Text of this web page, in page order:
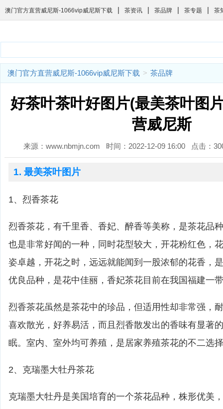
澳门官方直营威尼斯-1066vip威尼斯下载 | 茶资讯 | 茶品牌 | 茶专题 | 茶
澳门官方直营威尼斯-1066vip威尼斯下载 > 茶品牌
好茶叶茶叶好图片(最美茶叶图
营威尼斯
来源：www.nbmjn.com 时间：2022-12-09 16:00 点击：
1. 最美茶叶图片
1、烈香茶花
烈香茶花，有千里香、香妃、醉香等美称，是茶花品
也是非常好闻的一种，同时花型较大，开花粉红色，
姿卓越，开花之时，远远就能闻到一股浓郁的花香，
优良品种，是花中佳丽，香妃茶花目前在我国福建一
烈香茶花虽然是茶花中的珍品，但适用性却非常强，
喜欢散光，好养易活，而且烈香散发出的香味有显著
眠。室内、室外均可养殖，是居家养殖茶花的不二选
2、克瑞墨大牡丹茶花
克瑞墨大牡丹是美国培育的一个茶花品种，株形优美